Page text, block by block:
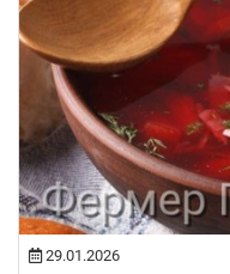
29.01.2026